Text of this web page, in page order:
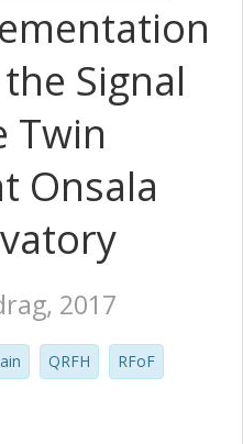
Signal
Twin
Onsala
2017
QRFH RFoF